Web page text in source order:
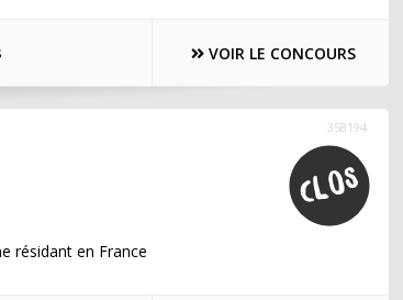
VOIR LE CONCOURS
358194
résidant en France